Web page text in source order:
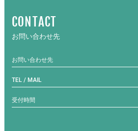
CONTACT
お問い合わせ先
お問い合わせ先
TEL / MAIL
受付時間